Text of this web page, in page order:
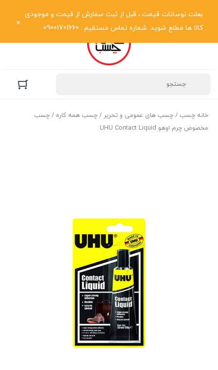
بعلت نوسانات قیمت ، قبل از ثبت سفارش از قیمت و موجودی
کالا ها مطلع شوید. شماره تماس مستقیم : 09001701660
خانه چسب / چسب های عمومی و تحریر / چسب همه کاره / چسب
مخصوص چرم اوهو UHU Contact Liquid